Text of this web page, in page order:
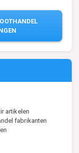
artikelen
fabrikanten